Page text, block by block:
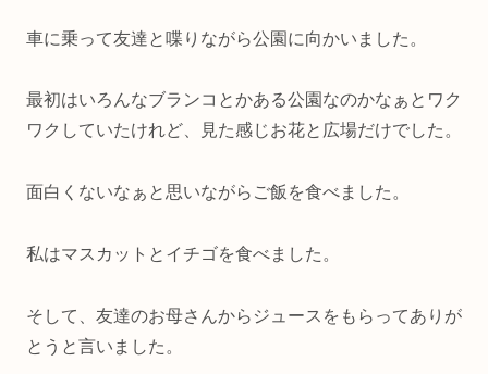
車に乗って友達と喋りながら公園に向かいました。
最初はいろんなブランコとかある公園なのかなぁとワク
ワクしていたけれど、見た感じお花と広場だけでした。
面白くないなぁと思いながらご飯を食べました。
私はマスカットとイチゴを食べました。
そして、友達のお母さんからジュースをもらってありが
とうと言いました。